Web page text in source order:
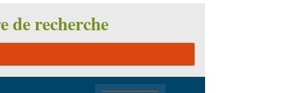
de recherche